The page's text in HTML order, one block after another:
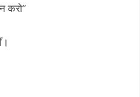
करो”